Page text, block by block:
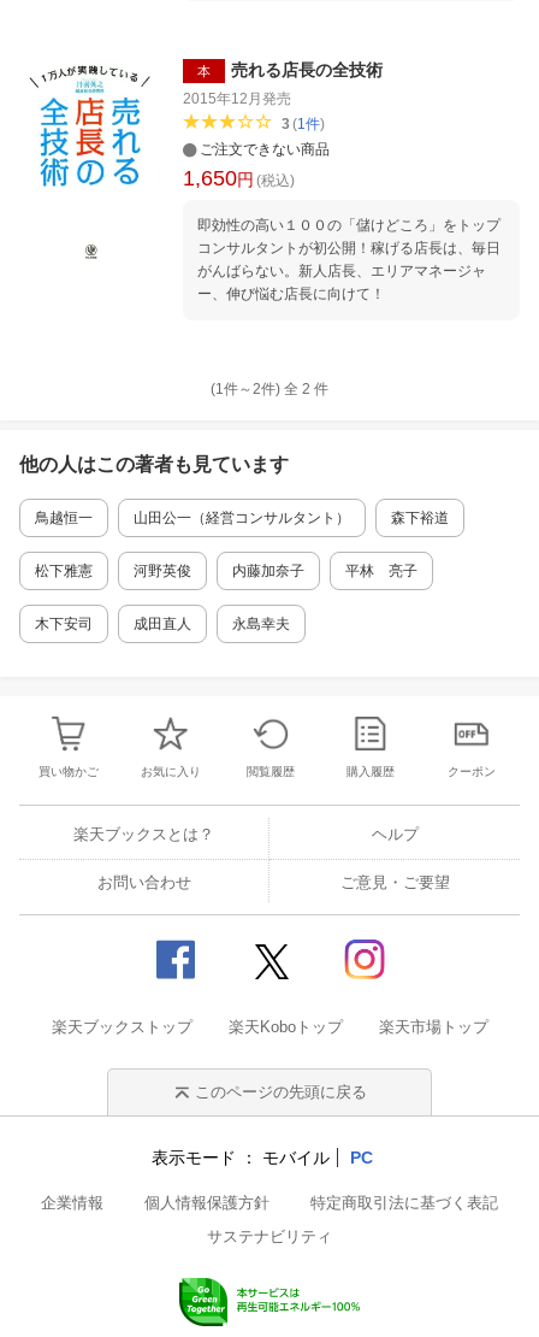
に、どう「見せる」ことで魅力が最大限に引き
出せるかを紹介。作品製作の過程はステップ写
真を交え詳細に技法を公開するとともに、作り
方手順を解説するだけではなく、まずどういっ
た発想があり、それを表現するためになぜその
素材やテクニックを選び、構成し演出したかの
特徴です。小さなアレンジメントから、迫力あ
るインスタレーションまで、約40点を収録。植
物の美しさを堪能できるとともに、作品作りの
インスピレーションを与えてくれる1冊です。
ンダーソニア グロリオサ アンスリウム カスミ
セナ タマシダ タイサンボク ダイオウショウ ツ
バキ 3章 茎・枝をよむ リューココリーネ フト
イ トクサ ベニバスモモ ニシキギ サンゴミズキ
ツバキ ********************* ボタニカル・メタモ
ムスカリ／スイートピー／スズラン／オキシペ
タルム／デルフィニウム／サンダーソニア／グ
ロリオサ／アンスリウム／カスミソウ 2章 葉
を活かす スイセン／チューリップ／ミスカンサ
トイ／トクサ／ベニバスモモ／ニシキギ／サン
ゴミズキ／ツバキ
本 売れる店長の全技術
2015年12月 発売
3(1件)
ご注文できない商品
1,650円 (税込)
即効性の高い１００の「儲けどころ」をトップ
コンサルタントが初公開！稼げる店長は、毎日
がんばらない。新人店長、エリアマネージャ
ー、伸び悩む店長に向けて！
(1件～2件) 全 2 件
他の人はこの著者も見ています
鳥越恒一 山田公一（経営コンサルタント） 森下裕道
松下雅憲 河野英俊 内藤加奈子 平林 亮子
木下安司 成田直人 永島幸夫
買い物かご お気に入り 閲覧履歴 購入履歴 クーポン
楽天ブックスとは？ ヘルプ
お問い合わせ ご意見・ご要望
楽天ブックストップ 楽天Koboトップ 楽天市場トップ
このページの先頭に戻る
表示モード モバイル PC
企業情報 個人情報保護方針
特定商取引法に基づく表記
サステナビリティ